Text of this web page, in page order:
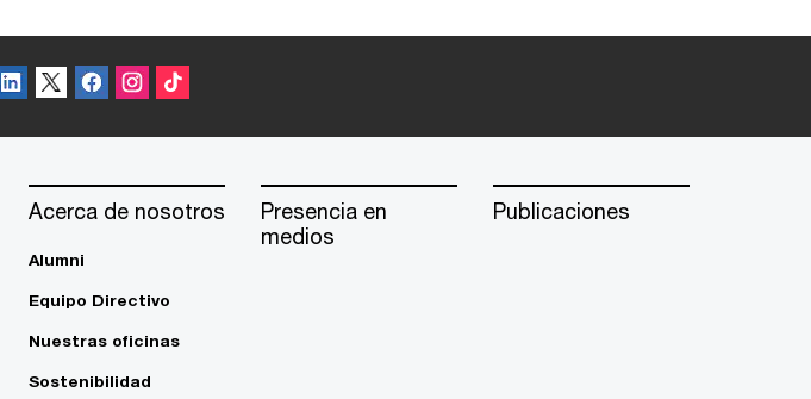
Acerca de nosotros
Alumni
Equipo Directivo
Nuestras oficinas
Sostenibilidad
Presencia en
medios
Publicaciones